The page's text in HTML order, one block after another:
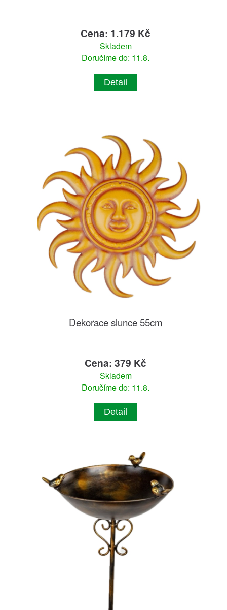
Cena: 1.179 Kč
Skladem
Doručíme do: 11.8.
Detail
Dekorace slunce 55cm
Cena: 379 Kč
Skladem
Doručíme do: 11.8.
Detail